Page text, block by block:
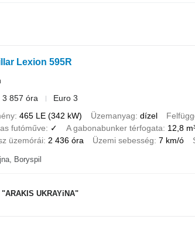
Lexion 595R
3 857 óra
Euro 3
465 LE (342 kW) Üzemanyag dízel
futóműve
✓ A gabonabunker térfogata 12,8
üzemórái 2 436 óra Üzemi sebesség 7 km/ó
Boryspil
"ARAKIS UKRAYiNA"